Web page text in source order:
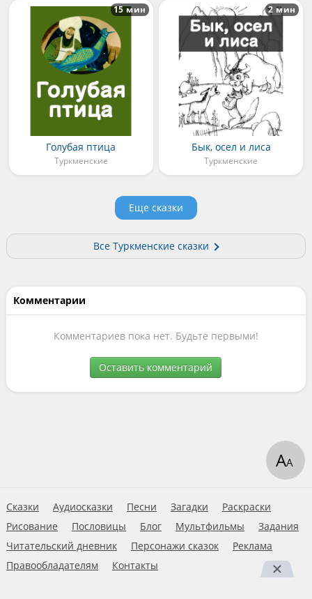
Голубая птица
Туркменские
15 мин
Бык, осел и лиса
Туркменские
2 мин
Еще сказки
Все Туркменские сказки
Комментарии
Комментариев пока нет. Будьте первыми!
Оставить комментарий
Сказки Аудиосказки Песни Загадки
Раскраски
Рисование
Пословицы Блог Мультфильмы
Задания
Читательский дневник
Персонажи сказок
Реклама
Правообладателям
Контакты
АА